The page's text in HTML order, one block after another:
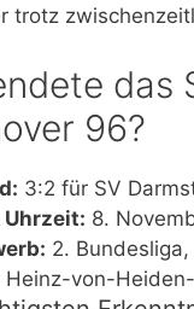
trotz
das
96?
3:2 für SV
Uhrzeit: 8.
2.
Heinz-von-